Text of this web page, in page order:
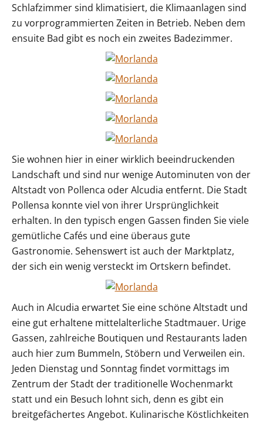
Schlafzimmer sind klimatisiert, die Klimaanlagen sind
zu vorprogrammierten Zeiten in Betrieb. Neben dem
ensuite Bad gibt es noch ein zweites Badezimmer.
Sie wohnen hier in einer wirklich beeindruckenden
Landschaft und sind nur wenige Autominuten von der
Altstadt von Pollenca oder Alcudia entfernt. Die Stadt
Pollensa konnte viel von ihrer Ursprünglichkeit
erhalten. In den typisch engen Gassen finden Sie viele
gemütliche Cafés und eine überaus gute
Gastronomie. Sehenswert ist auch der Marktplatz,
der sich ein wenig versteckt im Ortskern befindet.
Auch in Alcudia erwartet Sie eine schöne Altstadt und
eine gut erhaltene mittelalterliche Stadtmauer. Urige
Gassen, zahlreiche Boutiquen und Restaurants laden
auch hier zum Bummeln, Stöbern und Verweilen ein.
Jeden Dienstag und Sonntag findet vormittags im
Zentrum der Stadt der traditionelle Wochenmarkt
statt und ein Besuch lohnt sich, denn es gibt ein
breitgefächertes Angebot. Kulinarische Köstlichkeiten